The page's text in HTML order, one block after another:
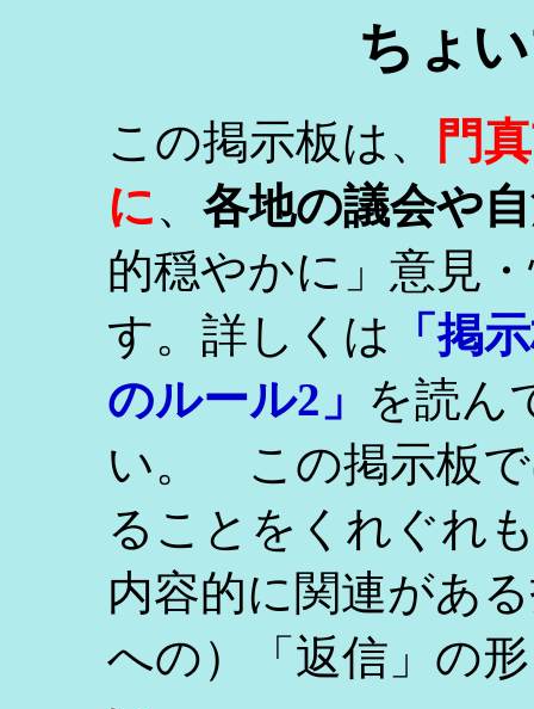
ちょ
この掲示板は、
門
に、 各地の議会や
的穏やかに」意見
す。詳しくは
「掲
のルール2」 を読ん
い。 この掲示板で
ることをくれぐれ
内容的に関連があ
への）「返信」の